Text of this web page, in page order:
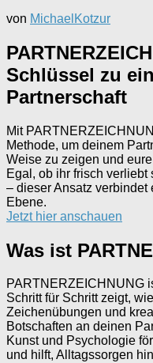
von MichaelKotzur
Schlüssel zu
Partnerschaft
Mit
Methode, um deinem
Weise zu zeigen und
Egal, ob ihr frisch
– dieser Ansatz
Ebene.
Jetzt hier anschauen
Was ist
PARTNERZEICHNUNG
Schritt für Schritt zeigt,
Zeichenübungen und
Botschaften an deinen
Kunst und Psychologie
und hilft, Alltagssorgen